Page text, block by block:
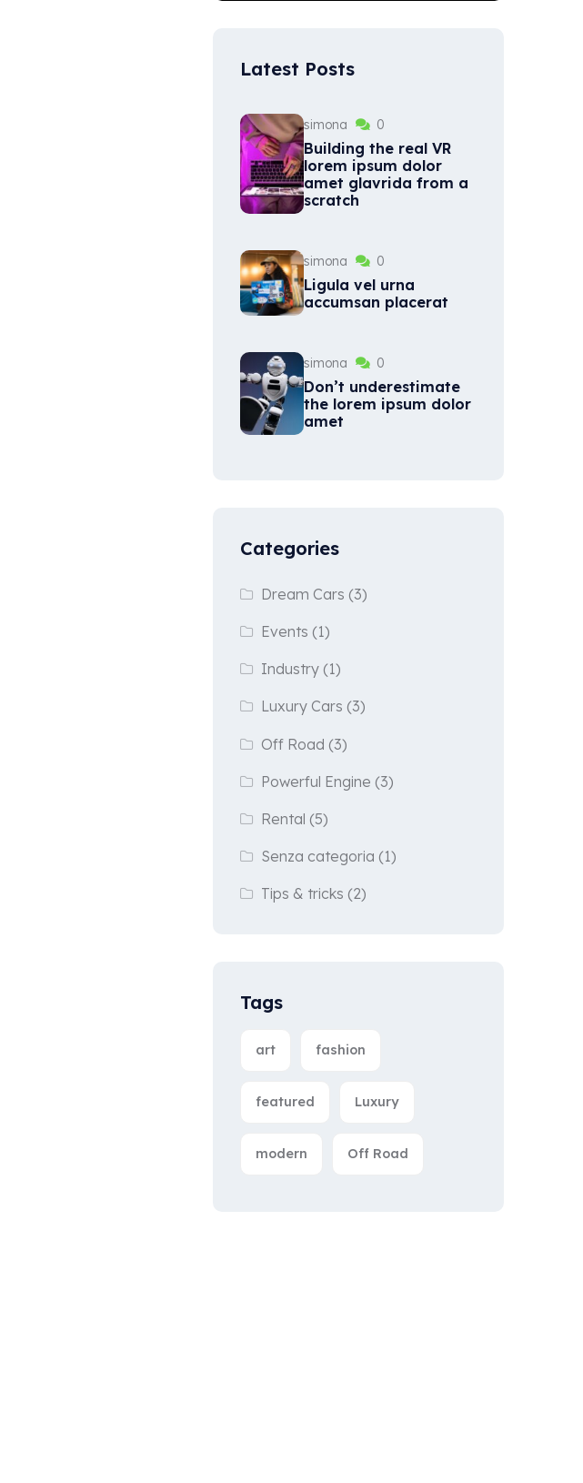
Latest Posts
simona 0
Building the real VR
lorem ipsum dolor
amet glavrida from a
scratch
simona 0
Ligula vel urna
accumsan placerat
simona 0
Don’t underestimate
the lorem ipsum dolor
amet
Categories
Dream Cars (3)
Events (1)
Industry (1)
Luxury Cars (3)
Off Road (3)
Powerful Engine (3)
Rental (5)
Senza categoria (1)
Tips & tricks (2)
Tags
art fashion
featured Luxury
modern Off Road